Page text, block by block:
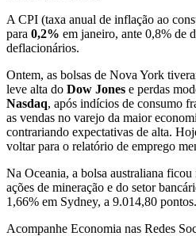
A CPI (taxa anual de inflação ao
para 0,2% em janeiro, ante 0,8% de
deflacionários.
Ontem, as bolsas de Nova York
leve alta do Dow Jones e perdas
Nasdaq, após indícios de consumo
as vendas no varejo da maior
contrariando expectativas de alta.
voltar para o relatório de emprego
Na Oceania, a bolsa australiana
ações de mineração e do setor
1,66% em Sydney, a 9.014,80 pontos.
Acompanhe Economia nas Redes